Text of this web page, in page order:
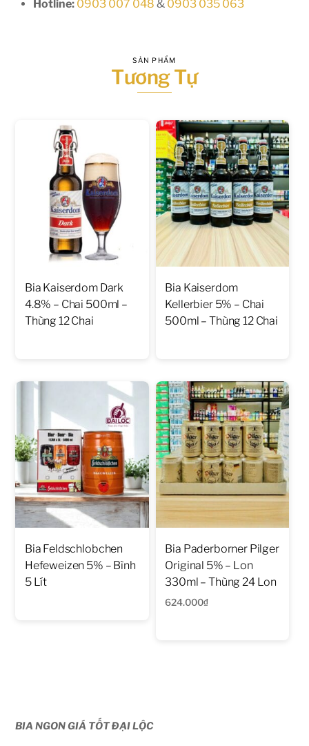
Hotline: 0903 007 048 & 0903 035 063
SẢN PHẨM
Tương Tự
Bia Kaiserdom Dark
4.8% – Chai 500ml –
Thùng 12 Chai
Bia Kaiserdom
Kellerbier 5% – Chai
500ml – Thùng 12 Chai
Bia Feldschlobchen
Hefeweizen 5% – Bình
5 Lít
Bia Paderborner Pilger
Original 5% – Lon
330ml – Thùng 24 Lon
624.000₫
BIA NGON GIÁ TỐT ĐẠI LỘC